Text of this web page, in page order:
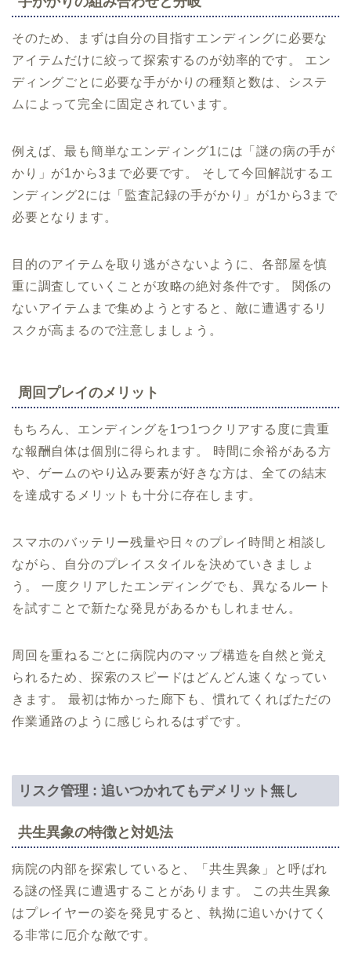
そのため、まずは自分の目指すエンディングに必要な
アイテムだけに絞って探索するのが効率的です。 エン
ディングごとに必要な手がかりの種類と数は、システ
ムによって完全に固定されています。
例えば、最も簡単なエンディング1には「謎の病の手が
かり」が1から3まで必要です。 そして今回解説するエ
ンディング2には「監査記録の手がかり」が1から3まで
必要となります。
目的のアイテムを取り逃がさないように、各部屋を慎
重に調査していくことが攻略の絶対条件です。 関係の
ないアイテムまで集めようとすると、敵に遭遇するリ
スクが高まるので注意しましょう。
周回プレイのメリット
もちろん、エンディングを1つ1つクリアする度に貴重
な報酬自体は個別に得られます。 時間に余裕がある方
や、ゲームのやり込み要素が好きな方は、全ての結末
を達成するメリットも十分に存在します。
スマホのバッテリー残量や日々のプレイ時間と相談し
ながら、自分のプレイスタイルを決めていきましょ
う。 一度クリアしたエンディングでも、異なるルート
を試すことで新たな発見があるかもしれません。
周回を重ねるごとに病院内のマップ構造を自然と覚え
られるため、探索のスピードはどんどん速くなってい
きます。 最初は怖かった廊下も、慣れてくればただの
作業通路のように感じられるはずです。
リスク管理 : 追いつかれてもデメリット無し
共生異象の特徴と対処法
病院の内部を探索していると、「共生異象」と呼ばれ
る謎の怪異に遭遇することがあります。 この共生異象
はプレイヤーの姿を発見すると、執拗に追いかけてく
る非常に厄介な敵です。